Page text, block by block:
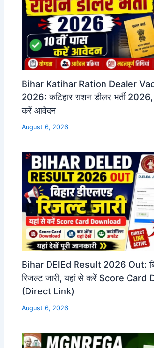
Bihar Katihar Ration Dealer
2026: कटिहार राशन डीलर भर्ती 2026,
करें आवेदन
August 6, 2026
Bihar DElEd Result 2026 Out:
रिजल्ट जारी, यहां से करें Score Card
(Direct Link)
August 6, 2026